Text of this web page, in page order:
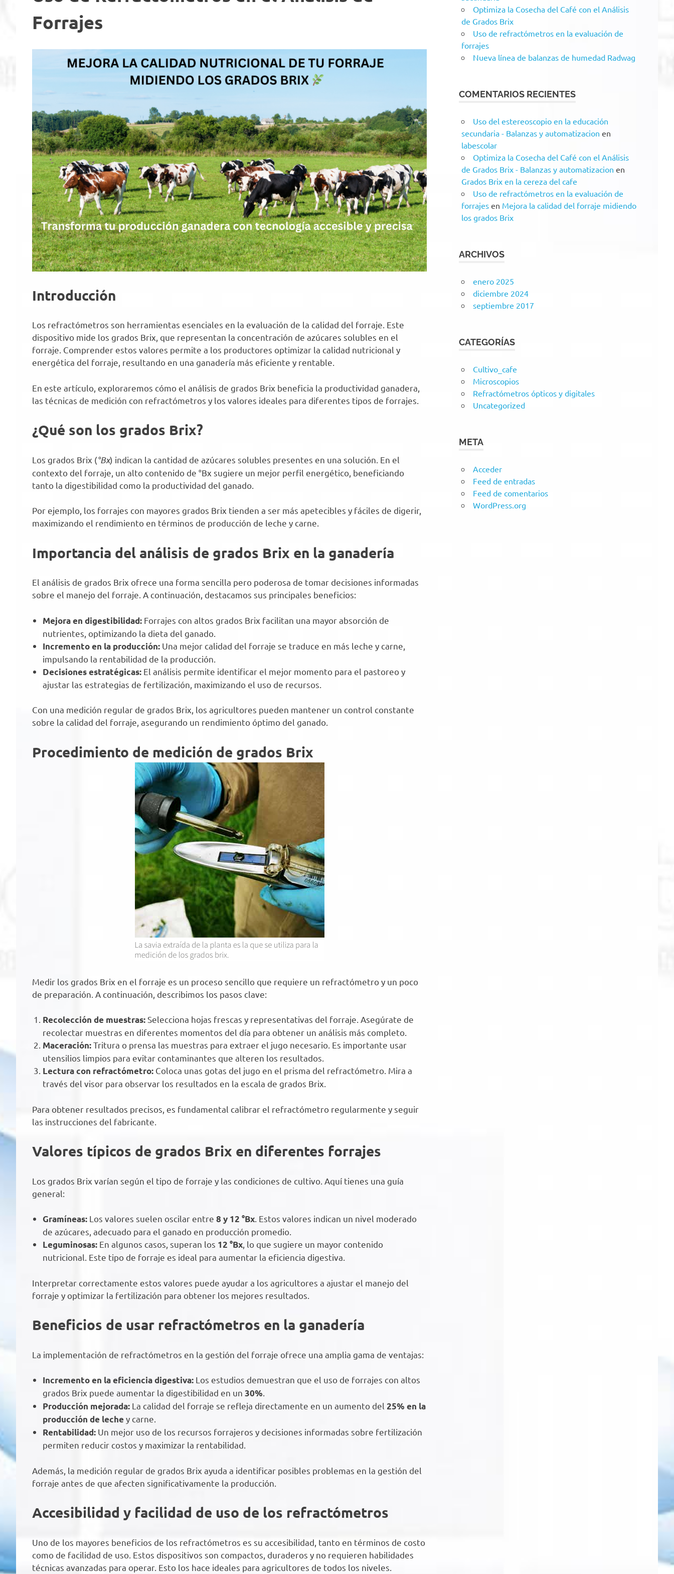
Forrajes
Introducción
Los refractómetros son herramientas esenciales en la evaluación de la calidad del forraje. Este
dispositivo mide los grados Brix, que representan la concentración de azúcares solubles en el
forraje. Comprender estos valores permite a los productores optimizar la calidad nutricional y
energética del forraje, resultando en una ganadería más eficiente y rentable.
En este artículo, exploraremos cómo el análisis de grados Brix beneficia la productividad ganadera,
las técnicas de medición con refractómetros y los valores ideales para diferentes tipos de forrajes.
¿Qué son los grados Brix?
Los grados Brix (°Bx) indican la cantidad de azúcares solubles presentes en una solución. En el
contexto del forraje, un alto contenido de °Bx sugiere un mejor perfil energético, beneficiando
tanto la digestibilidad como la productividad del ganado.
Por ejemplo, los forrajes con mayores grados Brix tienden a ser más apetecibles y fáciles de digerir,
maximizando el rendimiento en términos de producción de leche y carne.
Importancia del análisis de grados Brix en la ganadería
El análisis de grados Brix ofrece una forma sencilla pero poderosa de tomar decisiones informadas
sobre el manejo del forraje. A continuación, destacamos sus principales beneficios:
Mejora en digestibilidad: Forrajes con altos grados Brix facilitan una mayor absorción de
nutrientes, optimizando la dieta del ganado.
Incremento en la producción: Una mejor calidad del forraje se traduce en más leche y carne,
impulsando la rentabilidad de la producción.
Decisiones estratégicas: El análisis permite identificar el mejor momento para el pastoreo y
ajustar las estrategias de fertilización, maximizando el uso de recursos.
Con una medición regular de grados Brix, los agricultores pueden mantener un control constante
sobre la calidad del forraje, asegurando un rendimiento óptimo del ganado.
Procedimiento de medición de grados Brix
Medir los grados Brix en el forraje es un proceso sencillo que requiere un refractómetro y un poco
de preparación. A continuación, describimos los pasos clave:
Recolección de muestras: Selecciona hojas frescas y representativas del forraje. Asegúrate de
recolectar muestras en diferentes momentos del día para obtener un análisis más completo.
Maceración:Tritura o prensa las muestras para extraer el jugo necesario. Es importante usar
utensilios limpios para evitar contaminantes que alteren los resultados.
Lectura con refractómetro: Coloca unas gotas del jugo en el prisma del refractómetro. Mira a
través del visor para observar los resultados en la escala de grados Brix.
Para obtener resultados precisos, es fundamental calibrar el refractómetro regularmente y seguir
las instrucciones del fabricante.
Valores típicos de grados Brix en diferentes forrajes
Los grados Brix varían según el tipo de forraje y las condiciones de cultivo. Aquí tienes una guía
general:
Gramíneas: Los valores suelen oscilar entre8 y 12 °Bx. Estos valores indican un nivel moderado
de azúcares, adecuado para el ganado en producción promedio.
Leguminosas: En algunos casos, superan los 12 °Bx, lo que sugiere un mayor contenido
nutricional. Este tipo de forraje es ideal para aumentar la eficiencia digestiva.
Interpretar correctamente estos valores puede ayudar a los agricultores a ajustar el manejo del
forraje y optimizar la fertilización para obtener los mejores resultados.
Beneficios de usar refractómetros en la ganadería
La implementación de refractómetros en la gestión del forraje ofrece una amplia gama de ventajas:
Incremento en la eficiencia digestiva: Los estudios demuestran que el uso de forrajes con altos
grados Brix puede aumentar la digestibilidad en un30%.
Producción mejorada: La calidad del forraje se refleja directamente en un aumento del25% en la
producción de lechey carne.
Rentabilidad: Un mejor uso de los recursos forrajeros y decisiones informadas sobre fertilización
permiten reducir costos y maximizar la rentabilidad.
Además, la medición regular de grados Brix ayuda a identificar posibles problemas en la gestión del
forraje antes de que afecten significativamente la producción.
Accesibilidad y facilidad de uso de los refractómetros
Uno de los mayores beneficios de los refractómetros es su accesibilidad, tanto en términos de costo
como de facilidad de uso. Estos dispositivos son compactos, duraderos y no requieren habilidades
técnicas avanzadas para operar. Esto los hace ideales para agricultores de todos los niveles.
Optimiza la Cosecha del Café con el Análisis
de Grados Brix
Uso de refractómetros en la evaluación de
forrajes
Nueva línea de balanzas de humedad Radwag
COMENTARIOS RECIENTES
Uso del estereoscopio en la educación
secundaria - Balanzas y automatizacion en
labescolar
Optimiza la Cosecha del Café con el Análisis
de Grados Brix - Balanzas y automatizacion en
Grados Brix en la cereza del cafe
Uso de refractómetros en la evaluación de
forrajes en Mejora la calidad del forraje midiendo
los grados Brix
ARCHIVOS
enero 2025
diciembre 2024
septiembre 2017
CATEGORÍAS
Cultivo_cafe
Microscopios
Refractómetros ópticos y digitales
Uncategorized
META
Acceder
Feed de entradas
Feed de comentarios
WordPress.org